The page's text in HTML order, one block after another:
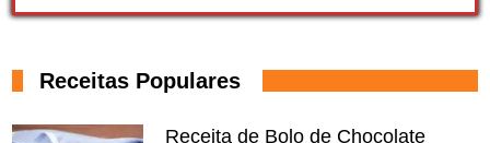
Receitas Populares
Receita de Bolo de Chocolate